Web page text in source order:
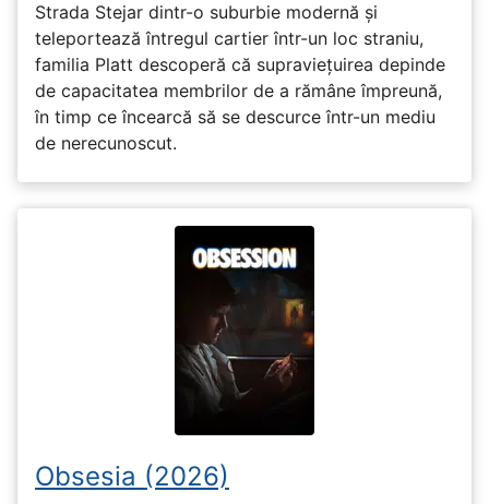
Strada Stejar dintr-o suburbie modernă și
teleportează întregul cartier într-un loc straniu,
familia Platt descoperă că supraviețuirea depinde
de capacitatea membrilor de a rămâne împreună,
în timp ce încearcă să se descurce într-un mediu
de nerecunoscut.
Obsesia (2026)